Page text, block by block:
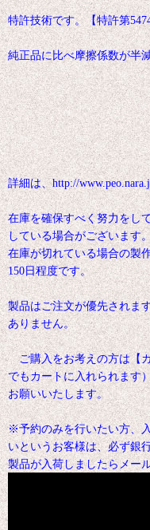
特許技術です。【特許第
純正品に比べ摩擦係数が半
詳細は、http://
在庫を確保すべく努力をし
している場合がございます。
在庫が切れている場合の製
150日程度です。
製品はご注文が優先されま
ありません。
ご購入をお考えの方は【
でもカートに入れられます
お願いい
※予約のみを行いたい方、
いというお客様は、必ず銀
製品が入荷しましたらメー